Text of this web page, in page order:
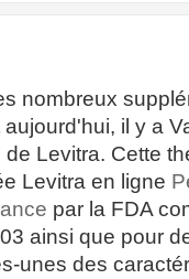
nombreux
aujourd'hui, il y a
de Levitra. Cette
Levitra en ligne
par la FDA
ainsi que pour
unes des